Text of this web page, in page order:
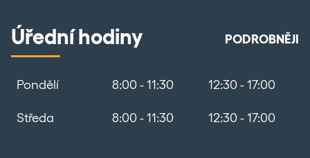
Úřední hodiny PODROBNĚJI
Pondělí 8:00 - 11:30 12:30 - 17:00
Středa 8:00 - 11:30 12:30 - 17:00